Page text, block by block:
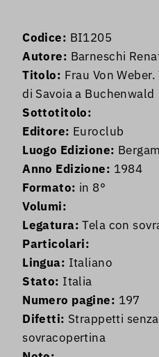
Codice: BI1205
Autore: Barneschi
Titolo: Frau Von
di Savoia a Buchenwald
Sottotitolo:
Editore: Euroclub
Luogo Edizione:
Anno Edizione: 1984
Formato: in 8°
Volumi:
Legatura: Tela con
Particolari:
Lingua: Italiano
Stato: Italia
Numero pagine: 197
Difetti: Strappetti
sovracopertina